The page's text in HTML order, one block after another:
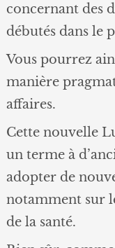
concernant des
débutés dans le
Vous pourrez
manière
affaires.
Cette nouvelle
un terme à
adopter de
notamment sur
de la santé.